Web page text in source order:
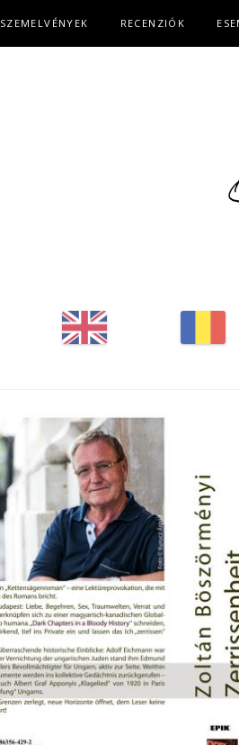
SZEMELVÉNYEK RECENZIÓK